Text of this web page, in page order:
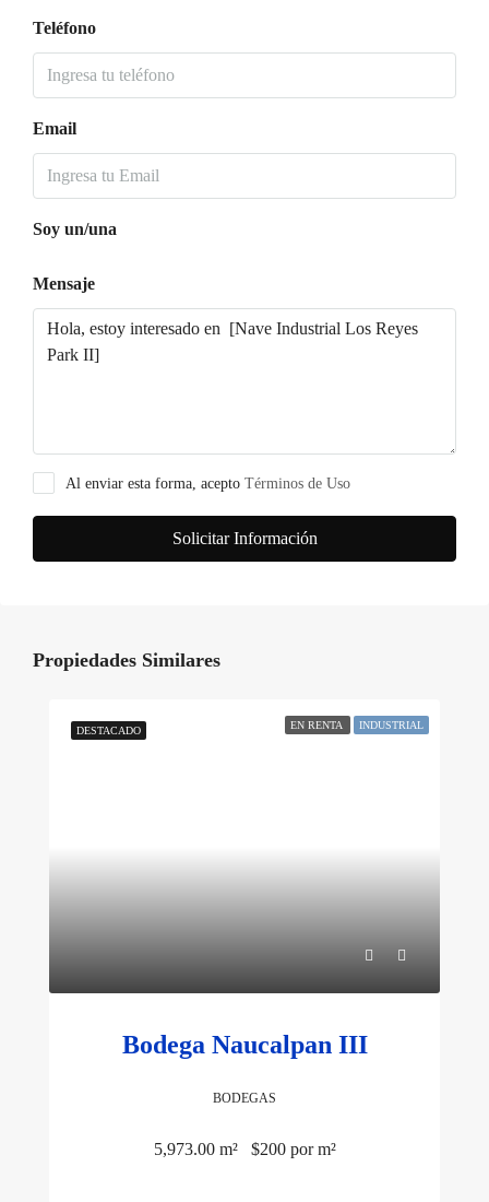
Teléfono
Email
Soy un/una
Mensaje
Al enviar esta forma, acepto Términos de Uso
Solicitar Información
Propiedades Similares
DESTACADO EN RENTA INDUSTRIAL
Bodega Naucalpan III
BODEGAS
5,973.00 m² $200 por m²